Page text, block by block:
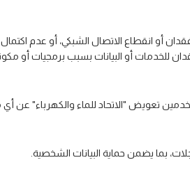
أو انقطاع الاتصال الشبكي، أو عدم
فقدان للخدمات أو البيانات بسبب برمجيات
تعويض "الاتحاد للماء والكهرباء" عن أي
بما يضمن حماية البيانات الشخصية.